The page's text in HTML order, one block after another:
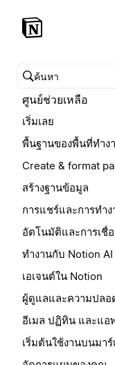
ค้นหาศูนย์ช่วยเหลือ
ศูนย์ช่วยเหลือ
เริ่มเลย
พื้นฐานของพื้นที่ทำง
Create & format
สร้างฐานข้อมูล
การแชร์และการทำ
อัตโนมัติและการเชื่
ทำงานกับ Notion AI
เอเจนต์ใน Notion
ผู้ดูแลและความปลอ
อีเมล ปฏิทิน และแอ
เริ่มต้นใช้งานบนมาร์